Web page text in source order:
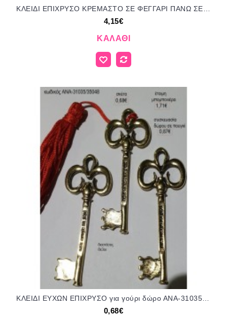
4,15€
ΚΑΛΆΘΙ
ΚΛΕΙΔΙ ΕΥΧΩΝ ΕΠΙΧΡΥΣΟ για γούρι δώρο ΑΝΑ-31035/35048 0.68€!!!
0,68€